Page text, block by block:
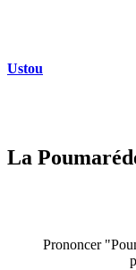
Ustou
La
Prononcer